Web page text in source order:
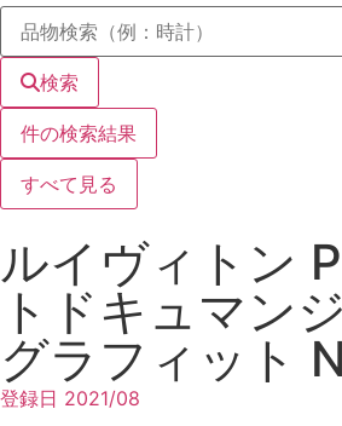
検索
件の検索結果
すべて見る
ルイヴィトン
トドキュマン
グラフィット
登録日 2021/08